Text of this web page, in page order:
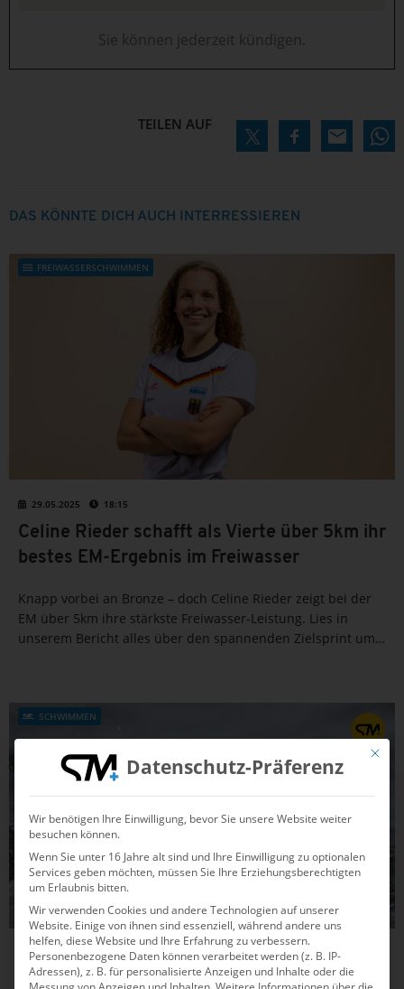
Sie können jederzeit kündigen.
TEILEN AUF
DAS KÖNNTE DICH AUCH INTERRESSIEREN
FREIWASSERSCHWIMMEN
29.05.2025 18:15
Celine Rieder schafft als Vierte über 5km ihr
bestes EM-Ergebnis im Freiwasser
Knapp vorbei an Bronze – doch Celine Rieder zeigt bei der
EM über 5km ihre stärkste Freiwasser-Leistung. Lies in
unserem Bericht alles über den spannenden Zielsprint um
SCHWIMMEN
04.04.2025 14:38
Lea Boy schwimmt völlig unerwartet
Mit
Datenschutz-Präferenz
Wir benötigen Ihre Einwilligung, bevor Sie unsere Website weiter
besuchen können.
Wenn Sie unter 16 Jahre alt sind und Ihre Einwilligung zu optionalen
Services geben möchten, müssen Sie Ihre Erziehungsberechtigten
um Erlaubnis bitten.
Wir verwenden Cookies und andere Technologien auf unserer
Website. Einige von ihnen sind essenziell, während andere uns
helfen, diese Website und Ihre Erfahrung zu verbessern.
Personenbezogene Daten können verarbeitet werden (z. B. IP-
Adressen), z. B. für personalisierte Anzeigen und Inhalte oder die